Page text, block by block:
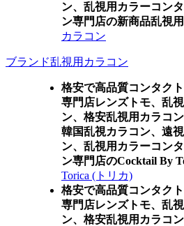
ン、乱視用カラーコン
ン専門店の新商品乱視
カラコン
ブランド乱視用カラコン
格安で高品質コンタク
専門店レンズトモ、乱
ン、格安乱視用カラコ
韓国乱視カラコン、遠
ン、乱視用カラーコン
ン専門店のCocktail By
Torica (トリカ)
格安で高品質コンタク
専門店レンズトモ、乱
ン、格安乱視用カラコ